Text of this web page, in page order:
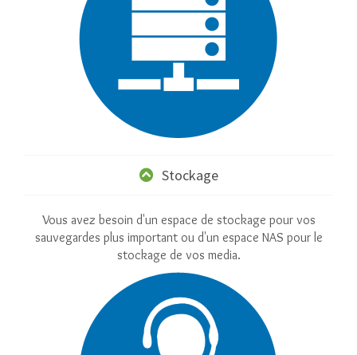
Stockage
Vous avez besoin d'un espace de stockage pour vos
sauvegardes plus important ou d'un espace NAS pour le
stockage de vos media.